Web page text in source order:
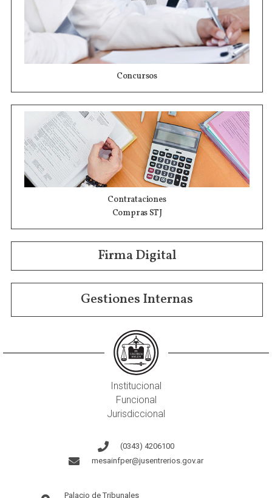
Concursos
Contrataciones
Compras STJ
Firma Digital
Gestiones Internas
Institucional
Funcional
Jurisdiccional
(0343) 4206100
mesainfper@jusentrerios.gov.ar
Palacio de Tribunales